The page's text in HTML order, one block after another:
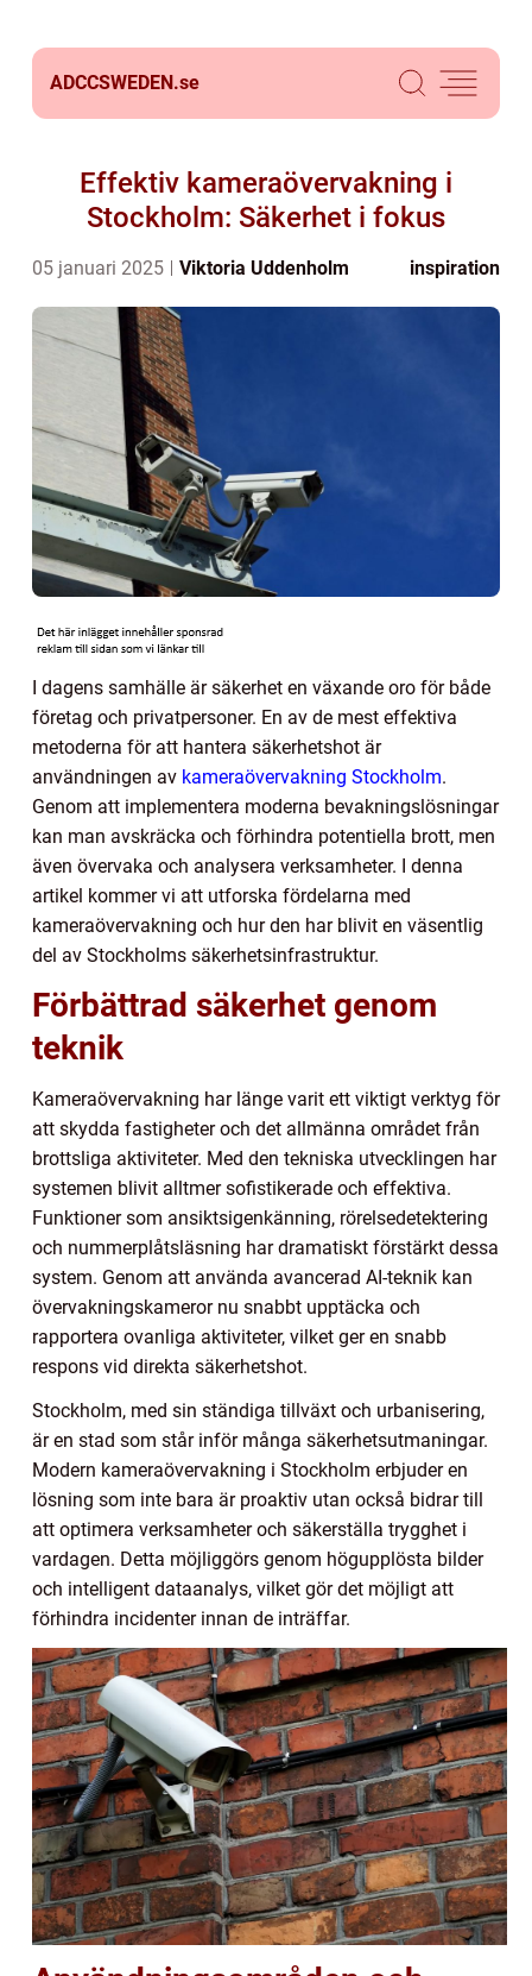
ADCCSWEDEN.se
Effektiv kameraövervakning i
Stockholm: Säkerhet i fokus
05 januari 2025 Viktoria Uddenholm inspiration
I dagens samhälle är säkerhet en växande oro för både
företag och privatpersoner. En av de mest effektiva
metoderna för att hantera säkerhetshot är
användningen av kameraövervakning Stockholm.
Genom att implementera moderna bevakningslösningar
kan man avskräcka och förhindra potentiella brott, men
även övervaka och analysera verksamheter. I denna
artikel kommer vi att utforska fördelarna med
kameraövervakning och hur den har blivit en väsentlig
del av Stockholms säkerhetsinfrastruktur.
Förbättrad säkerhet genom
teknik
Kameraövervakning har länge varit ett viktigt verktyg för
att skydda fastigheter och det allmänna området från
brottsliga aktiviteter. Med den tekniska utvecklingen har
systemen blivit alltmer sofistikerade och effektiva.
Funktioner som ansiktsigenkänning, rörelsedetektering
och nummerplåtsläsning har dramatiskt förstärkt dessa
system. Genom att använda avancerad AI-teknik kan
övervakningskameror nu snabbt upptäcka och
rapportera ovanliga aktiviteter, vilket ger en snabb
respons vid direkta säkerhetshot.
Stockholm, med sin ständiga tillväxt och urbanisering,
är en stad som står inför många säkerhetsutmaningar.
Modern kameraövervakning i Stockholm erbjuder en
lösning som inte bara är proaktiv utan också bidrar till
att optimera verksamheter och säkerställa trygghet i
vardagen. Detta möjliggörs genom högupplösta bilder
och intelligent dataanalys, vilket gör det möjligt att
förhindra incidenter innan de inträffar.